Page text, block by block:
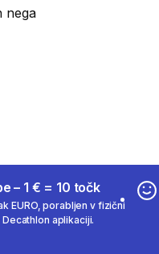
nega
– 1 € = 10 točk
EURO, porabljen v fizični
aplikaciji.